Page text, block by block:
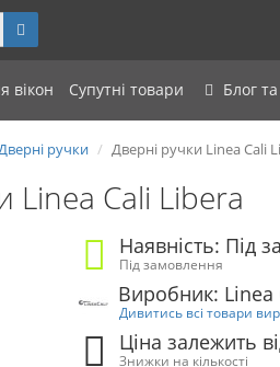
вікон Супутні товари Блог
ручки Дверні ручки Linea Cali
Linea Cali Libera
Наявність: Під
Під замовлення
Виробник: Linea
Дивитись всі товари
Ціна залежить
Знижки на кількості